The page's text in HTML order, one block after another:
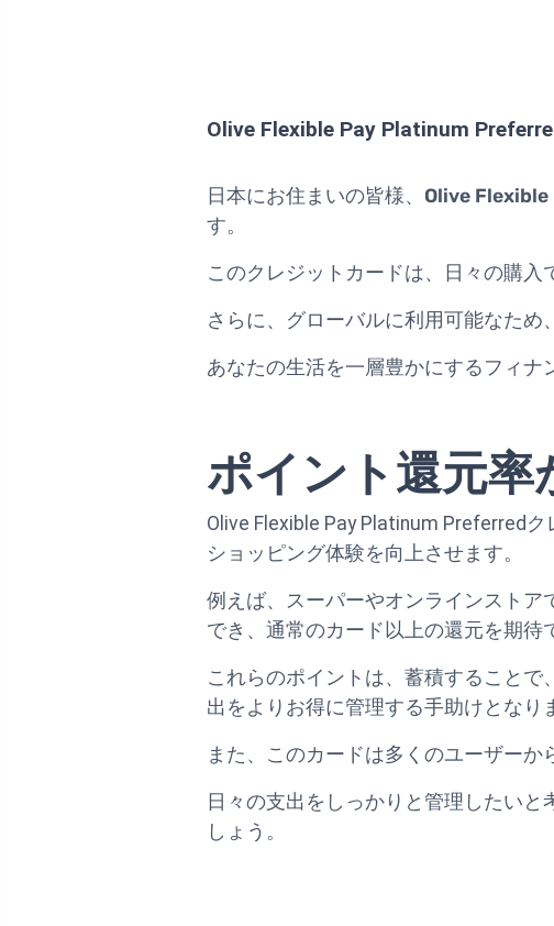
Olive Flexible Pay Platinum
日本にお住まいの皆様、 Olive
す。
このクレジットカードは、日々の購入
さらに、グローバルに利用可能なため
あなたの生活を一層豊かにするフィナ
ポイント還元率
Olive Flexible Pay Platinum Preferred
ショッピング体験を向上させます。
例えば、スーパーやオンラインスト
でき、通常のカード以上の還元を期待
これらのポイントは、蓄積すること
出をよりお得に管理する手助けとなり
また、このカードは多くのユーザーか
日々の支出をしっかりと管理したい
しょう。